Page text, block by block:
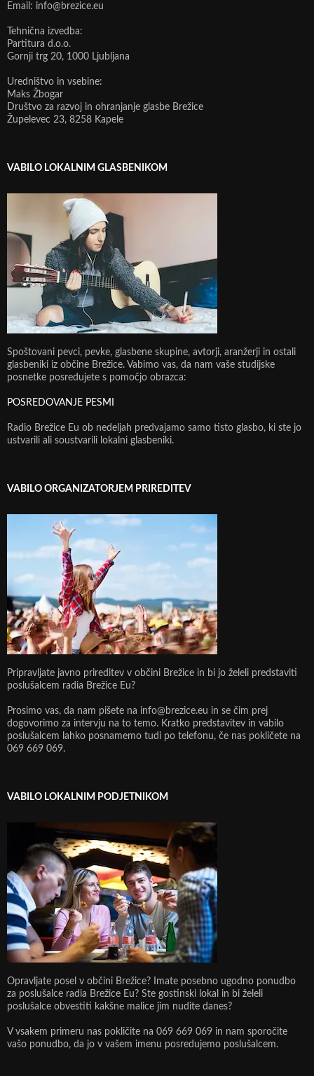
Email: info@brezice.eu
Tehnična izvedba:
Partitura d.o.o.
Gornji trg 20, 1000 Ljubljana
Uredništvo in vsebine:
Maks Žbogar
Društvo za razvoj in ohranjanje glasbe Brežice
Župelevec 23, 8258 Kapele
VABILO LOKALNIM GLASBENIKOM
Spoštovani pevci, pevke, glasbene skupine, avtorji, aranžerji in ostali
glasbeniki iz občine Brežice. Vabimo vas, da nam vaše studijske
posnetke posredujete s pomočjo obrazca:
POSREDOVANJE PESMI
Radio Brežice Eu ob nedeljah predvajamo samo tisto glasbo, ki ste jo
ustvarili ali soustvarili lokalni glasbeniki.
VABILO ORGANIZATORJEM PRIREDITEV
Pripravljate javno prireditev v občini Brežice in bi jo želeli predstaviti
poslušalcem radia Brežice Eu?
Prosimo vas, da nam pišete na info@brezice.eu in se čim prej
dogovorimo za intervju na to temo. Kratko predstavitev in vabilo
poslušalcem lahko posnamemo tudi po telefonu, če nas pokličete na
069 669 069.
VABILO LOKALNIM PODJETNIKOM
Opravljate posel v občini Brežice? Imate posebno ugodno ponudbo
za poslušalce radia Brežice Eu? Ste gostinski lokal in bi želeli
poslušalce obvestiti kakšne malice jim nudite danes?
V vsakem primeru nas pokličite na 069 669 069 in nam sporočite
vašo ponudbo, da jo v vašem imenu posredujemo poslušalcem.